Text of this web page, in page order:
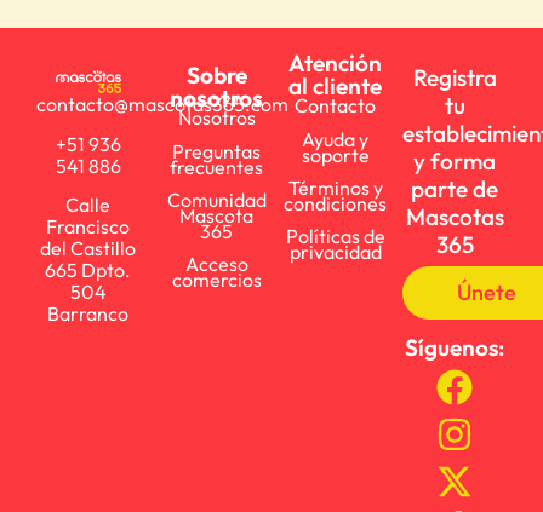
contacto@mascotas365.com
+51 936
541 886
Calle
Francisco
del Castillo
665 Dpto.
504
Barranco
Sobre
nosotros
Nosotros
Preguntas
frecuentes
Comunidad
Mascota
365
Acceso
comercios
Atención
al cliente
Contacto
Ayuda y
soporte
Términos y
condiciones
Políticas de
privacidad
Registra
tu
y forma
parte de
Mascotas
365
Únete
Síguenos: